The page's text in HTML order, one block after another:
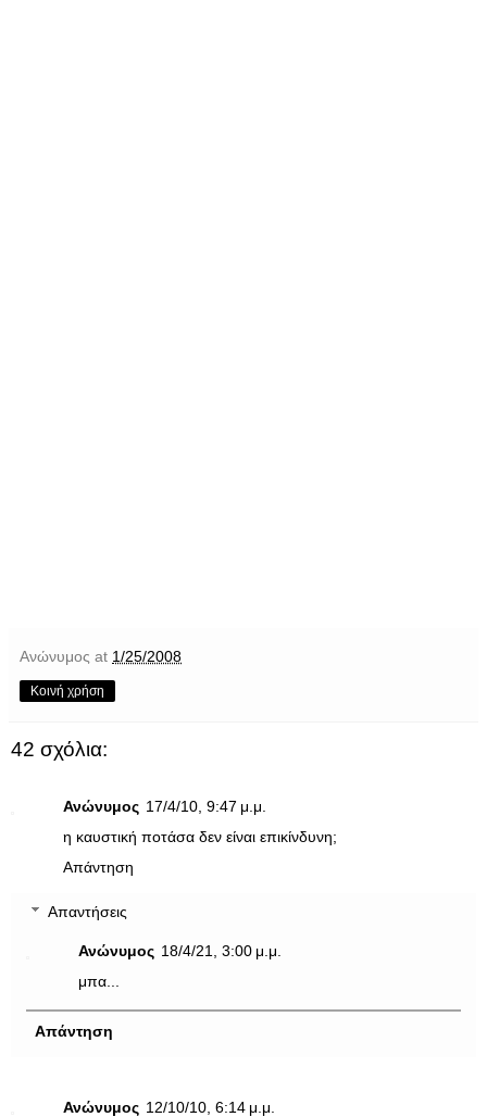
Ανώνυμος at 1/25/2008
Κοινή χρήση
42 σχόλια:
Ανώνυμος 17/4/10, 9:47 μ.μ.
η καυστική ποτάσα δεν είναι επικίνδυνη;
Απάντηση
Απαντήσεις
Ανώνυμος 18/4/21, 3:00 μ.μ.
μπα...
Απάντηση
Ανώνυμος 12/10/10, 6:14 μ.μ.